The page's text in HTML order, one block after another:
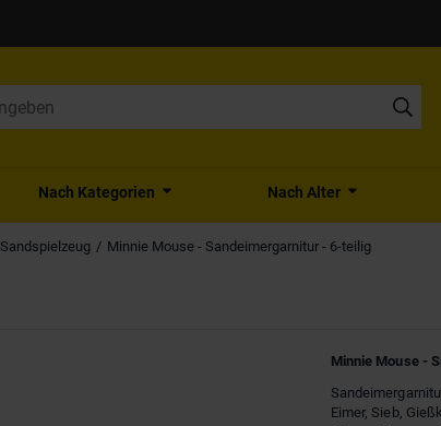
Nach Kategorien Nach Alter
Sandspielzeug Minnie Mouse - Sandeimergarnitur - 6-teilig
Minnie Mouse -
Eimer, Sieb,